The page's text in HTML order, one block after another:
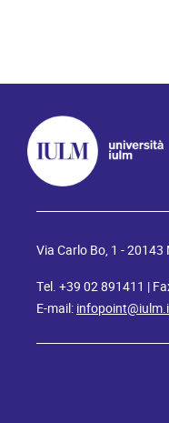
Via Carlo Bo, 1 - 20143
Tel. +39 02 891411 |
E-mail: